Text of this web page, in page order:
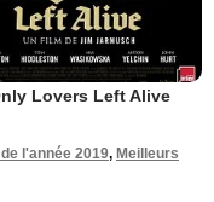
Lovers Left Alive
l'année 2019, Meilleurs